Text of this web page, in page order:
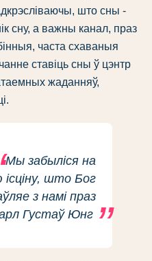
што сны -
сну, а важны канал, праз
часта схаваныя
ставіць сны ў цэнтр
жаданняў,
Мы забыліся на
што Бог
з намі праз
Густаў Юнг